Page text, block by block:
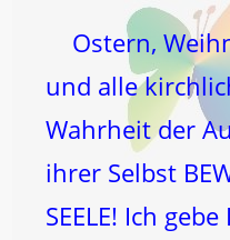
Ostern,
und alle
Wahrheit der
ihrer Selbst
SEELE! Ich